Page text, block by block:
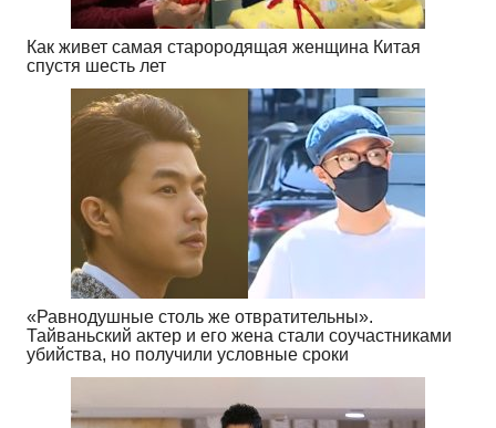
Как живет самая старородящая женщина Китая
спустя шесть лет
«Равнодушные столь же отвратительны».
Тайваньский актер и его жена стали соучастниками
убийства, но получили условные сроки